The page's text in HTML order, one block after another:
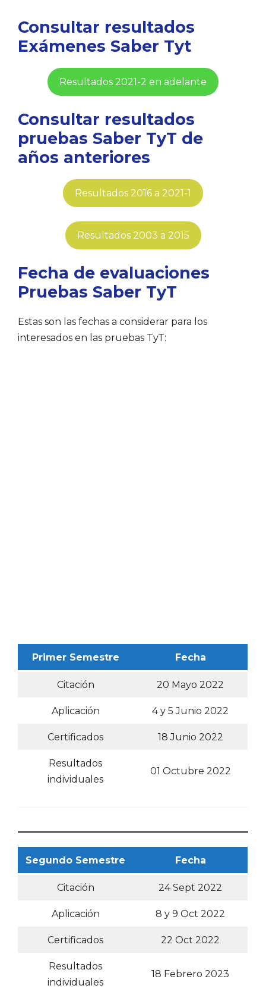
Consultar resultados
Exámenes Saber Tyt
Resultados 2021-2 en adelante
Consultar resultados
pruebas Saber TyT de
años anteriores
Resultados 2016 a 2021-1
Resultados 2003 a 2015
Fecha de evaluaciones
Pruebas Saber TyT
Estas son las fechas a considerar para los
interesados en las pruebas TyT:
Primer Semestre Fecha
Citación 20 Mayo 2022
Aplicación 4 y 5 Junio 2022
Certificados 18 Junio 2022
Resultados
individuales
01 Octubre 2022
Segundo Semestre Fecha
Citación 24 Sept 2022
Aplicación 8 y 9 Oct 2022
Certificados 22 Oct 2022
Resultados
individuales
18 Febrero 2023